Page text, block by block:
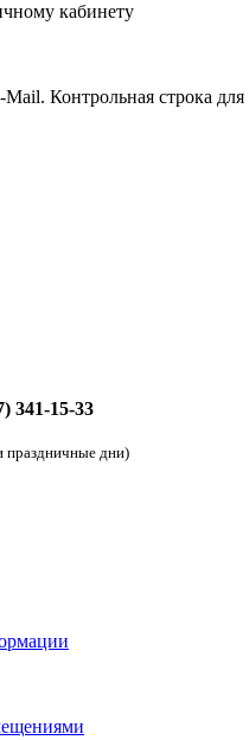
кабинету
Mail. Контрольная строка
341-15-33
праздничные дни)